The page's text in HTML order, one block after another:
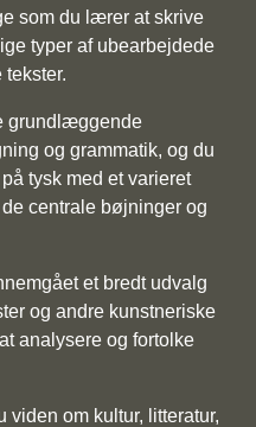
som du lærer at skrive
typer af ubearbejdede
grundlæggende
og grammatik, og du
tysk med et varieret
centrale bøjninger og
et bredt udvalg
og andre kunstneriske
analysere og fortolke
om kultur, litteratur,